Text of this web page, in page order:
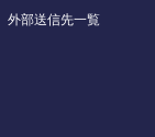
外部送信先一覧